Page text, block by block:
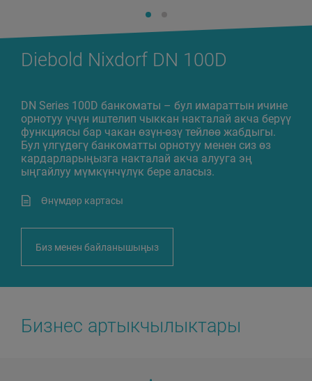
Diebold Nixdorf DN 100D
DN Series 100D банкоматы – бул имараттын ичине
орнотуу үчүн иштелип чыккан накталай акча берүү
функциясы бар чакан өзүн-өзү тейлөө жабдыгы.
Бул үлгүдөгү банкоматты орнотуу менен сиз өз
кардарларыңызга накталай акча алууга эң
ыңгайлуу мүмкүнчүлүк бере аласыз.
Өнүмдөр картасы
Биз менен байланышыңыз
Бизнес артыкчылыктары